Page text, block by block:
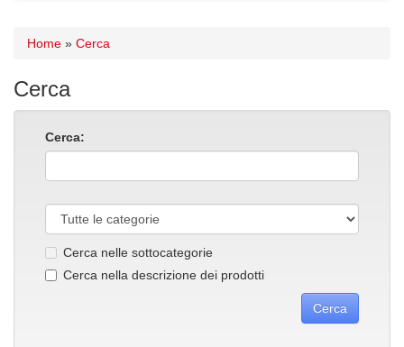
Home » Cerca
Cerca
Cerca:
Cerca nelle sottocategorie
Cerca nella descrizione dei prodotti